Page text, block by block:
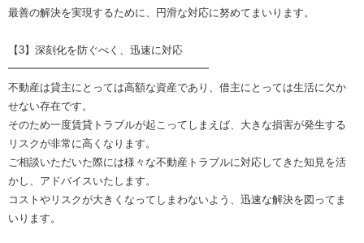
最善の解決を実現するために、円滑な対応に努めてまいります。
【3】深刻化を防ぐべく、迅速に対応
━━━━━━━━━━━━━━━━━━━
不動産は貸主にとっては高額な資産であり、借主にとっては生活に欠か
せない存在です。
そのため一度賃貸トラブルが起こってしまえば、大きな損害が発生する
リスクが非常に高くなります。
ご相談いただいた際には様々な不動産トラブルに対応してきた知見を活
かし、アドバイスいたします。
コストやリスクが大きくなってしまわないよう、迅速な解決を図ってま
いります。